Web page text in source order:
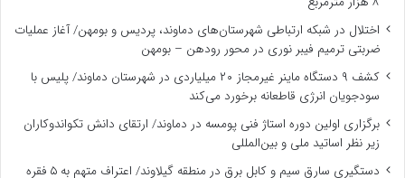
اختلال در شبکه ارتباطی شهرستان‌های دماوند، پردیس و بومهن/ آغاز عملیات
ضربتی ترمیم فیبر نوری در محور رودهن – بومهن
کشف ۹ دستگاه ماینر غیرمجاز ۲۰ میلیاردی در شهرستان دماوند/ پلیس با
سودجویان انرژی قاطعانه برخورد می‌کند
برگزاری اولین دوره استاژ فنی پومسه در دماوند/ ارتقای دانش تکواندوکاران
زیر نظر اساتید ملی و بین‌المللی
دستگیری سارق سیم و کابل برق در منطقه گیلاوند/ اعتراف متهم به ۵ فقره